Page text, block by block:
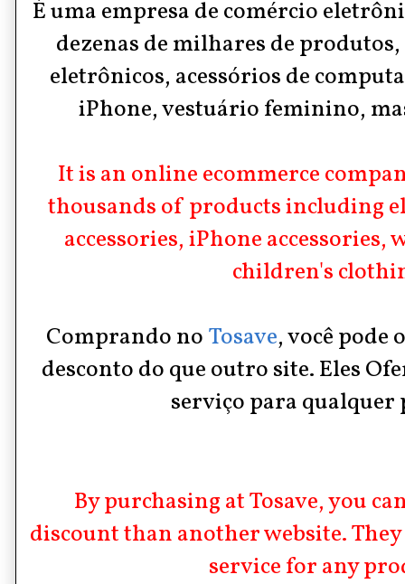
É uma empresa de comércio
dezenas de milhares de
eletrônicos, acessórios de
iPhone, vestuário feminino,
It is an online ecommerce
thousands of products including
accessories, iPhone accessories,
children's
Comprando noTosave, você pode
desconto do que outro site. Eles
serviço para
By purchasing at Tosave, you
discount than another website.
service for any